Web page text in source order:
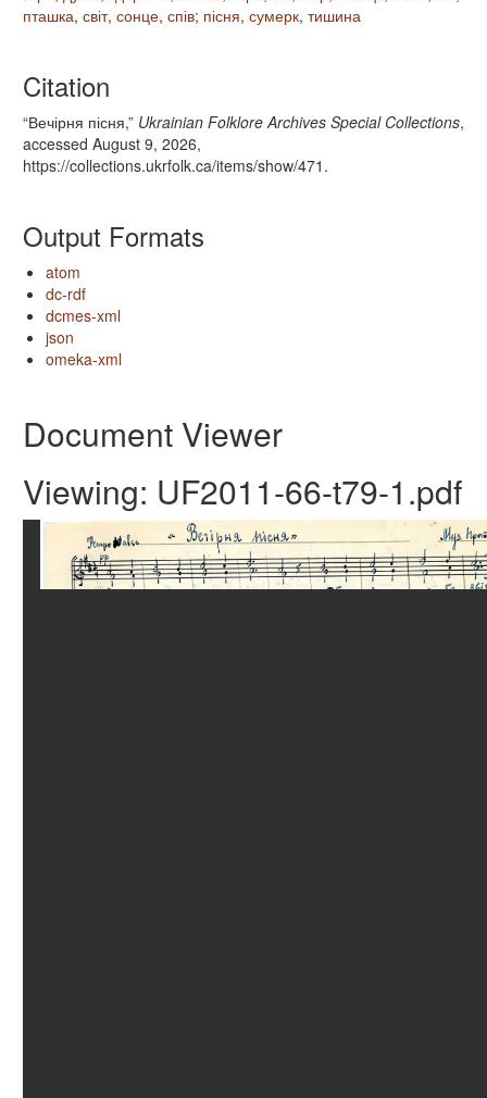
пташка, світ, сонце, спів; пісня, сумерк, тишина
Citation
“Вечірня пісня,” Ukrainian Folklore Archives Special Collections,
accessed August 9, 2026,
https://collections.ukrfolk.ca/items/show/471 .
Output Formats
atom
dc-rdf
dcmes-xml
json
omeka-xml
Document Viewer
Viewing: UF2011-66-t79-1.pdf